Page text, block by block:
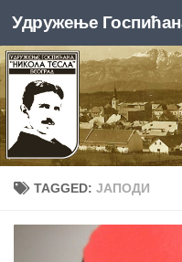
Skip to content
TAGGED: ЈАПОДИ